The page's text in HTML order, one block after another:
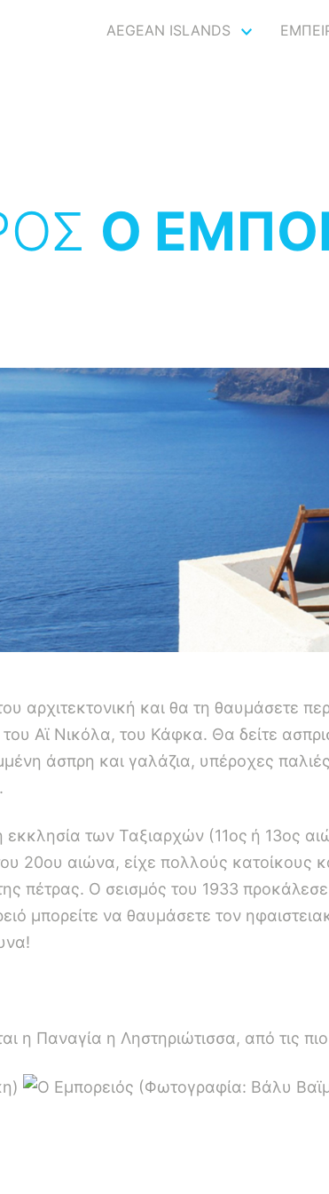
AEGEAN ISLANDS
Ο
αρχιτεκτονική και θα τη θαυμάσετε
Αϊ Νικόλα, του Κάφκα. Θα δείτε
άσπρη και γαλάζια, υπέροχες
εκκλησία των Ταξιαρχών (11ος ή 13ος
20ου αιώνα, είχε πολλούς κατοίκους
πέτρας. Ο σεισμός του 1933 προκάλεσε
μπορείτε να θαυμάσετε τον
η Παναγία η Ληστηριώτισσα, από τις